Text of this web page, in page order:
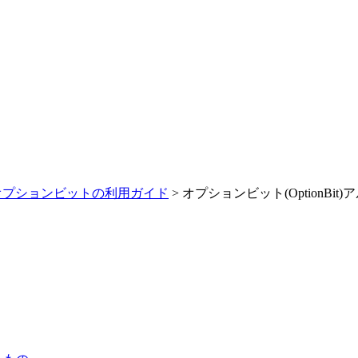
プションビットの利用ガイド > オプションビット(OptionBit)